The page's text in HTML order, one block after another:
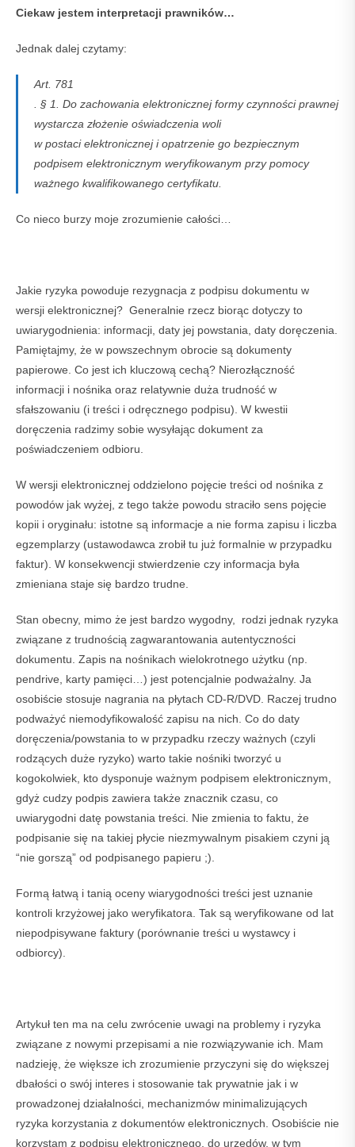
Ciekaw jestem interpretacji prawników…
Jednak dalej czytamy:
Art. 781
. § 1. Do zachowania elektronicznej formy czynności prawnej
wystarcza złożenie oświadczenia woli
w postaci elektronicznej i opatrzenie go bezpiecznym
podpisem elektronicznym weryfikowanym przy pomocy
ważnego kwalifikowanego certyfikatu.
Co nieco burzy moje zrozumienie całości…
Jakie ryzyka powoduje rezygnacja z podpisu dokumentu w
wersji elektronicznej? Generalnie rzecz biorąc dotyczy to
uwiarygodnienia: informacji, daty jej powstania, daty doręczenia.
Pamiętajmy, że w powszechnym obrocie są dokumenty
papierowe. Co jest ich kluczową cechą? Nierozłączność
informacji i nośnika oraz relatywnie duża trudność w
sfałszowaniu (i treści i odręcznego podpisu). W kwestii
doręczenia radzimy sobie wysyłając dokument za
poświadczeniem odbioru.
W wersji elektronicznej oddzielono pojęcie treści od nośnika z
powodów jak wyżej, z tego także powodu straciło sens pojęcie
kopii i oryginału: istotne są informacje a nie forma zapisu i liczba
egzemplarzy (ustawodawca zrobił tu już formalnie w przypadku
faktur). W konsekwencji stwierdzenie czy informacja była
zmieniana staje się bardzo trudne.
Stan obecny, mimo że jest bardzo wygodny, rodzi jednak ryzyka
związane z trudnością zagwarantowania autentyczności
dokumentu. Zapis na nośnikach wielokrotnego użytku (np.
pendrive, karty pamięci…) jest potencjalnie podważalny. Ja
osobiście stosuje nagrania na płytach CD-R/DVD. Raczej trudno
podważyć niemodyfikowalość zapisu na nich. Co do daty
doręczenia/powstania to w przypadku rzeczy ważnych (czyli
rodzących duże ryzyko) warto takie nośniki tworzyć u
kogokolwiek, kto dysponuje ważnym podpisem elektronicznym,
gdyż cudzy podpis zawiera także znacznik czasu, co
uwiarygodni datę powstania treści. Nie zmienia to faktu, że
podpisanie się na takiej płycie niezmywalnym pisakiem czyni ją
“nie gorszą” od podpisanego papieru ;).
Formą łatwą i tanią oceny wiarygodności treści jest uznanie
kontroli krzyżowej jako weryfikatora. Tak są weryfikowane od lat
niepodpisywane faktury (porównanie treści u wystawcy i
odbiorcy).
Artykuł ten ma na celu zwrócenie uwagi na problemy i ryzyka
związane z nowymi przepisami a nie rozwiązywanie ich. Mam
nadzieję, że większe ich zrozumienie przyczyni się do większej
dbałości o swój interes i stosowanie tak prywatnie jak i w
prowadzonej działalności, mechanizmów minimalizujących
ryzyka korzystania z dokumentów elektronicznych. Osobiście nie
korzystam z podpisu elektronicznego, do urzędów, w tym